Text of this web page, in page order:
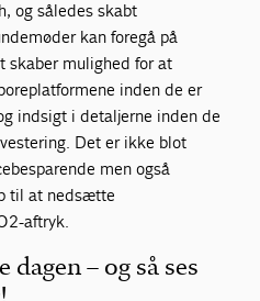
og således skabt
kan foregå på
skaber mulighed for at
inden de er
indsigt i detaljerne inden de
Det er ikke blot
men også
til at nedsætte
aftryk.
dagen – og så ses